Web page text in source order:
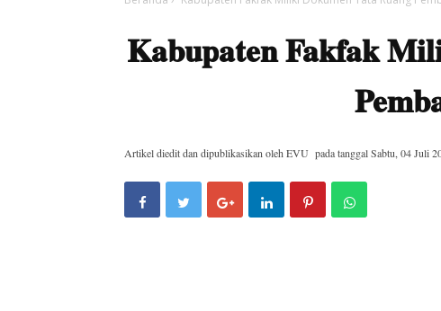
Kabupaten Fakfak
Artikel diedit dan dipublikasikan oleh EVU pada tanggalSabtu, 04 Juli